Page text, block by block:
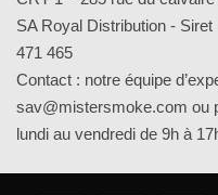
SA Royal Distribution -
471 465
Contact : notre équipe
sav@mistersmoke.com ou
lundi au vendredi de 9h à